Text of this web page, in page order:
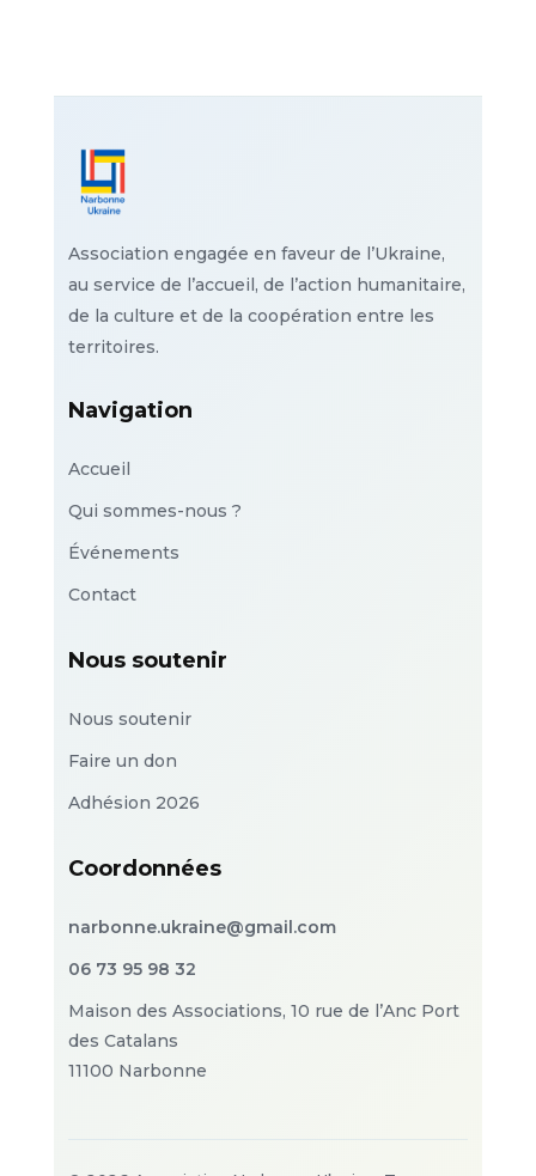
Association engagée en faveur de l’Ukraine,
au service de l’accueil, de l’action humanitaire,
de la culture et de la coopération entre les
territoires.
Navigation
Accueil
Qui sommes-nous ?
Événements
Contact
Nous soutenir
Nous soutenir
Faire un don
Adhésion 2026
Coordonnées
narbonne.ukraine@gmail.com
06 73 95 98 32
Maison des Associations, 10 rue de l’Anc Port
des Catalans
11100 Narbonne